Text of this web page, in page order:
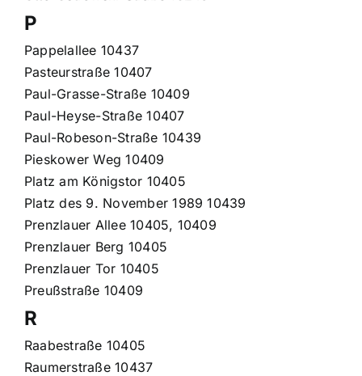
P
Pappelallee 10437
Pasteurstraße 10407
Paul-Grasse-Straße 10409
Paul-Heyse-Straße 10407
Paul-Robeson-Straße 10439
Pieskower Weg 10409
Platz am Königstor 10405
Platz des 9. November 1989 10439
Prenzlauer Allee 10405, 10409
Prenzlauer Berg 10405
Prenzlauer Tor 10405
Preußstraße 10409
R
Raabestraße 10405
Raumerstraße 10437